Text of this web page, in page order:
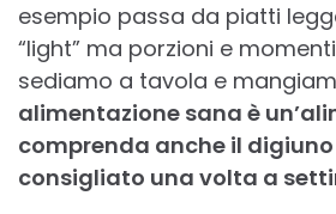
esempio passa da piatti
“light” ma porzioni e
sediamo a tavola e
alimentazione sana è
comprenda anche il
consigliato una volta a